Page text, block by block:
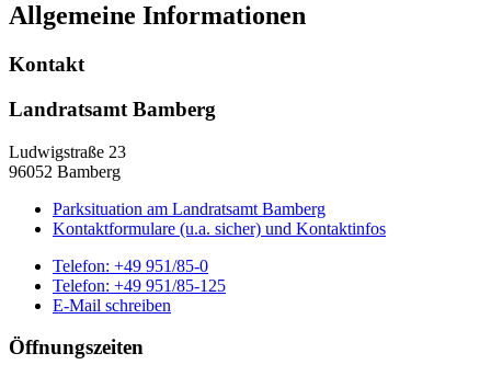
Allgemeine Informationen
Kontakt
Landratsamt Bamberg
Ludwigstraße 23
96052 Bamberg
Parksituation am Landratsamt Bamberg
Kontaktformulare (u.a. sicher) und Kontaktinfos
Telefon: +49 951/85-0
Telefon: +49 951/85-125
E-Mail schreiben
Öffnungszeiten